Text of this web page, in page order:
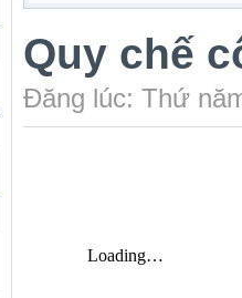
Quy chế
Đăng lúc: Thứ